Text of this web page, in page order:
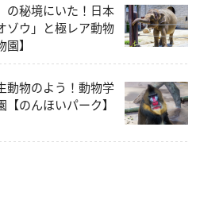
の秘境にいた！日本
ゾウ」と極レア動物
】
動物のよう！動物学
のんほいパーク】